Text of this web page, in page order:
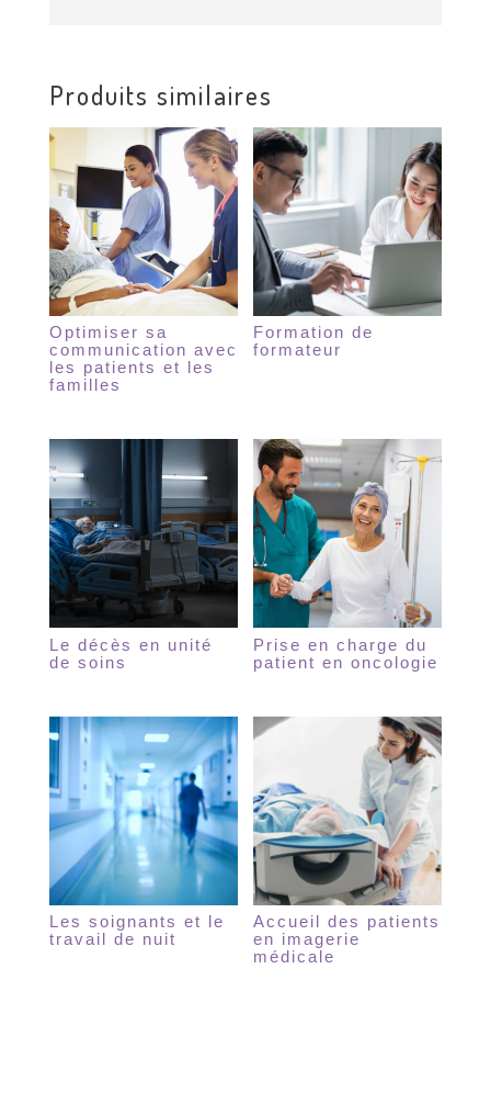
Produits similaires
Optimiser sa
communication avec
les patients et les
familles
Formation de
formateur
Le décès en unité
de soins
Prise en charge du
patient en oncologie
Les soignants et le
travail de nuit
Accueil des patients
en imagerie
médicale